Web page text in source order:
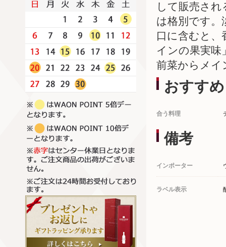
して販売さ
は格別です。
口に含むと
インの果実
前菜からメイ
おすすめ
合う料理
備考
インポーター
ラベル表示